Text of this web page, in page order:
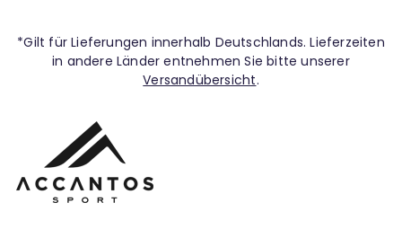
*Gilt für Lieferungen innerhalb Deutschlands. Lieferzeiten
in andere Länder entnehmen Sie bitte unserer
Versandübersicht.